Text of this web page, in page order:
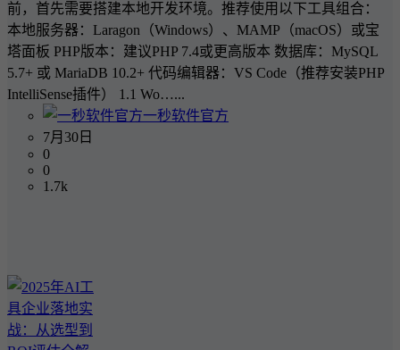
前，首先需要搭建本地开发环境。推荐使用以下工具组合：
本地服务器：Laragon（Windows）、MAMP（macOS）或宝
塔面板 PHP版本：建议PHP 7.4或更高版本 数据库：MySQL
5.7+ 或 MariaDB 10.2+ 代码编辑器：VS Code（推荐安装PHP
IntelliSense插件） 1.1 Wo…...
一秒软件官方
7月30日
0
0
1.7k